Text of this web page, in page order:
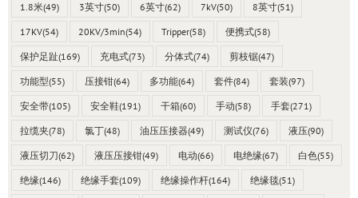
1.8米(49) 3英寸(50) 6英寸(62) 7kV(50) 8英寸(51)
17KV(54) 20KV/3min(54) Tripper(58) 便携式(58)
保护足趾(169) 充电式(73) 分体式(74) 剪枝锯(47)
功能型(55) 压接钳(64) 多功能(64) 套件(84) 套装(97)
安全带(105) 安全鞋(191) 干箱(60) 手动(58) 手套(271)
拉缆夹(78) 氯丁(48) 油压压接器(49) 测试仪(76) 液压(90)
液压切刀(62) 液压压接钳(49) 电动(66) 电绝缘(67) 白色(55)
绝缘(146) 绝缘手套(109) 绝缘操作杆(164) 绝缘毯(51)